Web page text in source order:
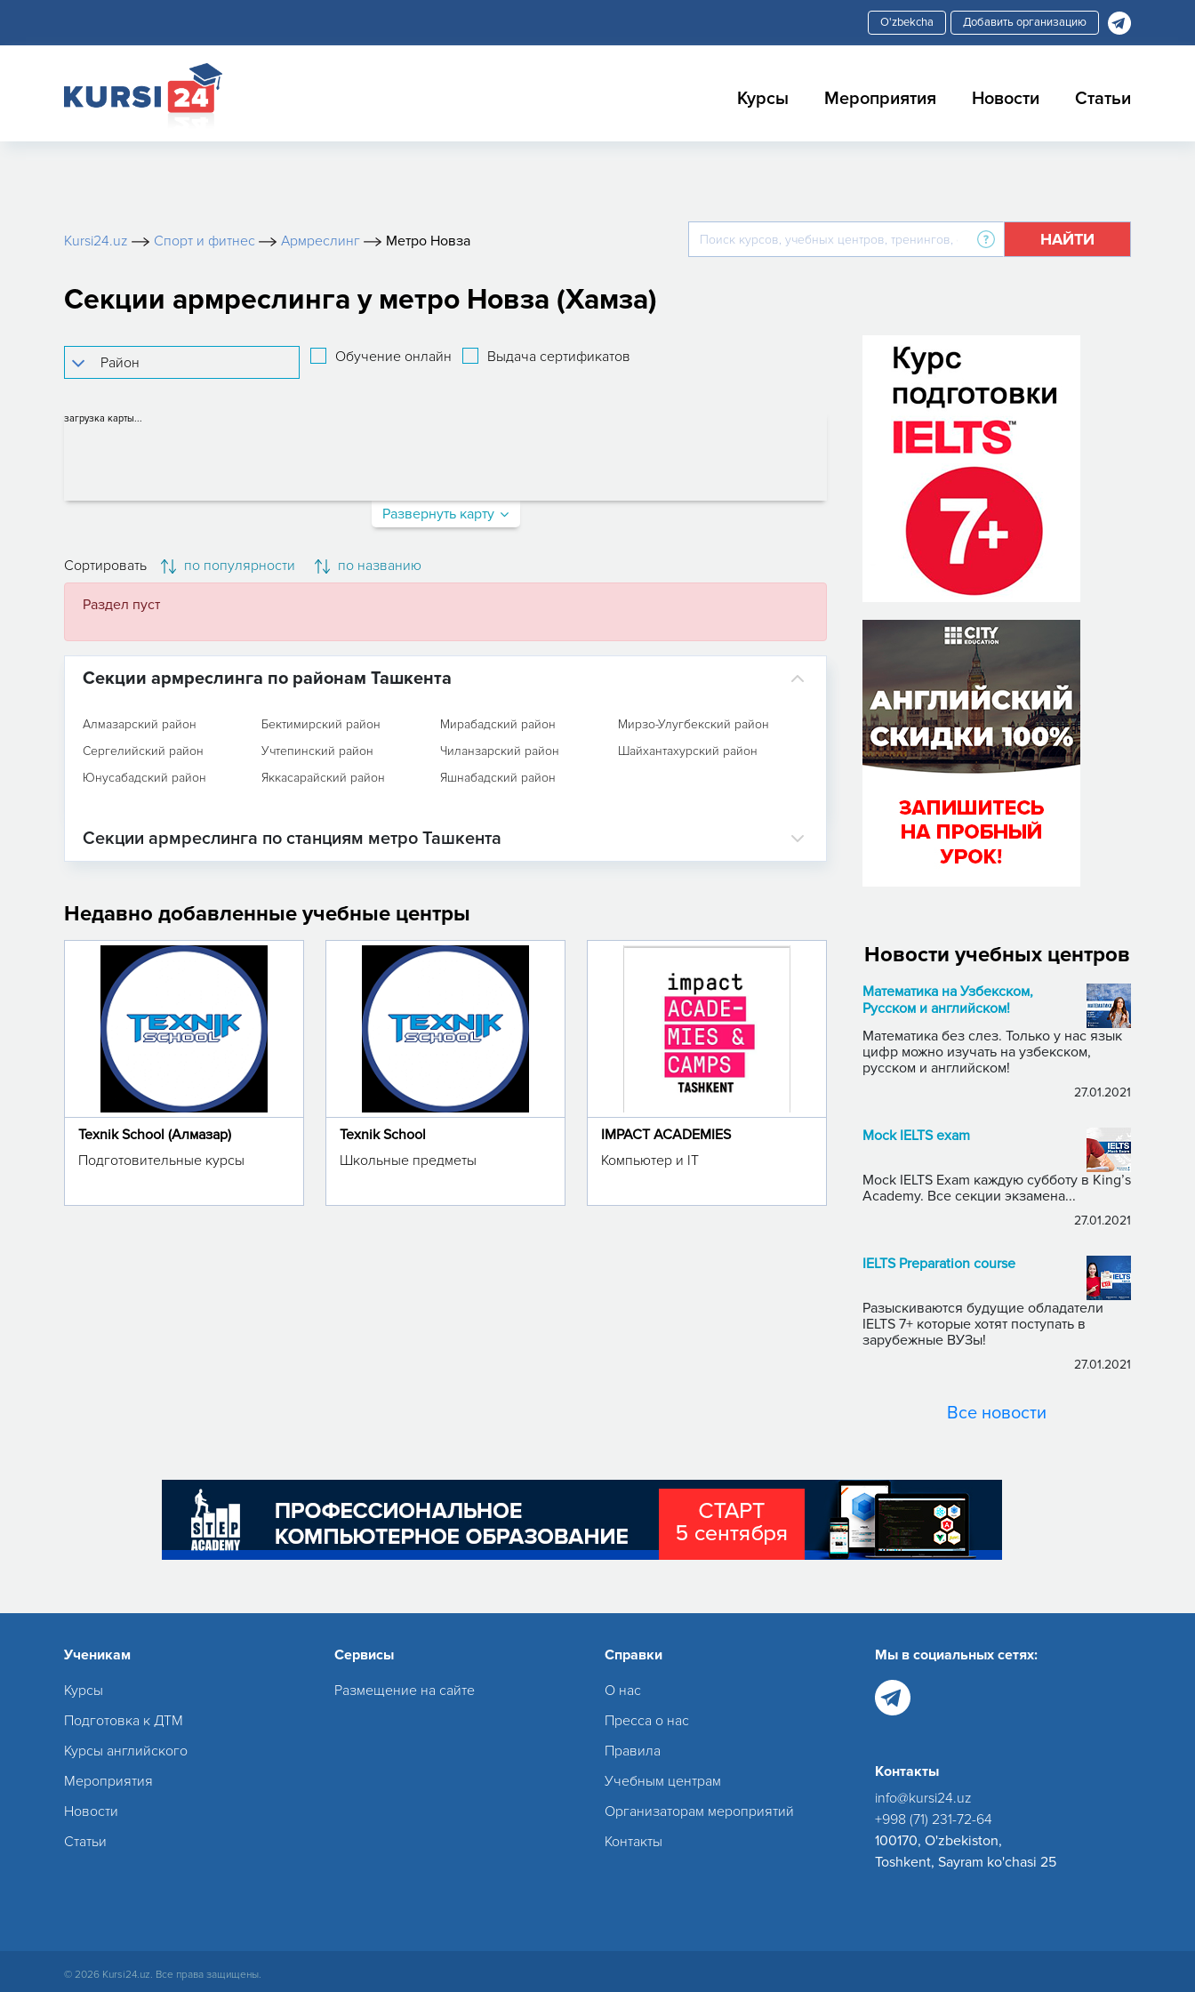
Добавить организацию
Курсы Мероприятия Новости Статьи
Kursi24.uz Спорт и фитнес Армреслинг Метро Новза НАЙТИ
Секции армреслинга у метро Новза (Хамза)
Обучение онлайн Выдача сертификатов
загрузка карты...
Развернуть карту
Сортировать по популярности по названию
Раздел пуст
Секции армреслинга по районам Ташкента
Алмазарский район Бектимирский район Мирабадский район
Мирзо-Улугбекский район
Сергелийский район
Учтепинский район Чиланзарский район
Шайхантахурский район
Юнусабадский район
Яккасарайский район Яшнабадский район
Секции армреслинга по станциям метро Ташкента
Недавно добавленные учебные центры
Texnik School (Алмазар)
Подготовительные курсы
Texnik School
Школьные предметы
IMPACT ACADEMIES
Компьютер и IT
Новости учебных центров
Математика на Узбекском,
Русском и английском!
Математика без слез. Только у нас язык
цифр можно изучать на узбекском,
русском и английском!
27.01.2021
Mock IELTS exam
Mock IELTS Exam каждую субботу в King’s
Academy. Все секции экзамена...
27.01.2021
IELTS Preparation course
Разыскиваются будущие обладатели
IELTS 7+ которые хотят поступать в
зарубежные ВУЗы!
27.01.2021
Все новости
Ученикам
Курсы
Подготовка к ДТМ
Курсы английского
Мероприятия
Новости
Статьи
Сервисы
Размещение на сайте
Справки
О нас
Пресса о нас
Правила
Учебным центрам
Организаторам мероприятий
Контакты
Мы в социальных сетях:
Контакты
info@kursi24.uz
+998 (71) 231-72-64
100170, O'zbekiston,
Toshkent, Sayram ko'chasi 25
© 2026 Kursi24.uz. Все права защищены.